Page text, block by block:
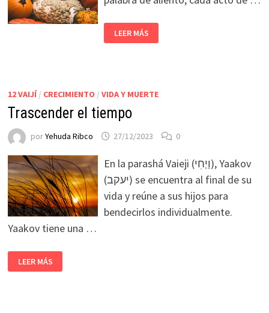
LEER MÁS
12 VAIJÍ/ CRECIMIENTO / VIDA Y MUERTE
Trascender el tiempo
porYehuda Ribco 27/12/2023 0
En la parashá Vaieji (וַיְחִי), Yaakov
(יעקב) se encuentra al final de su
vida y reúne a sus hijos para
bendecirlos individualmente.
Yaakov tiene una …
LEER MÁS